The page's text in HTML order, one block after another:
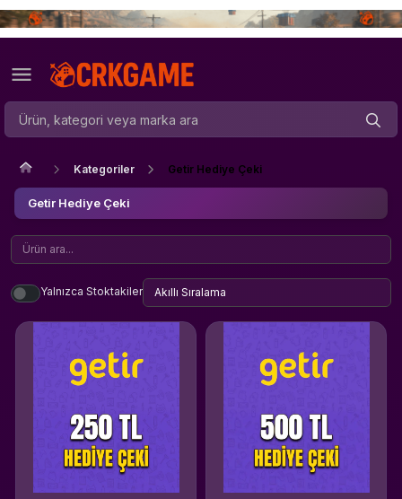
Kategoriler Getir Hediye Çeki
Getir Hediye Çeki
Yalnızca Stoktakiler